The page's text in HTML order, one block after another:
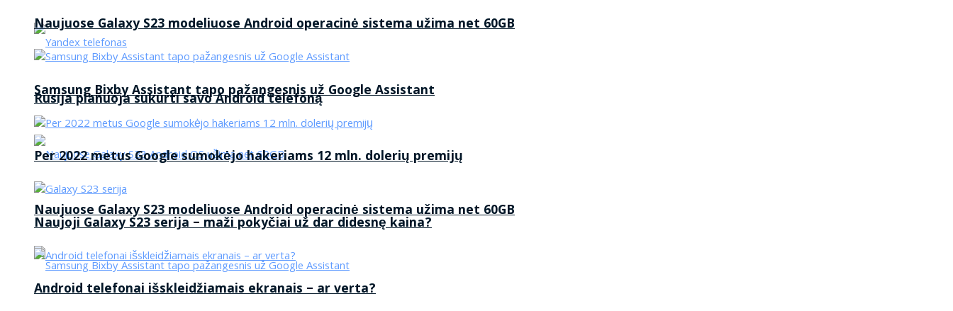
Rusija planuoja sukurti savo Android telefoną
Naujuose Galaxy S23 modeliuose Android operacinė sistema užima net 60GB
Naujuose Galaxy S23 modeliuose Android operacinė sistema užima net 60GB
Samsung Bixby Assistant tapo pažangesnis už Google Assistant
Per 2022 metus Google sumokėjo hakeriams 12 mln. dolerių premijų
Naujoji Galaxy S23 serija – maži pokyčiai už dar didesnę kaina?
Android telefonai išskleidžiamais ekranais – ar verta?